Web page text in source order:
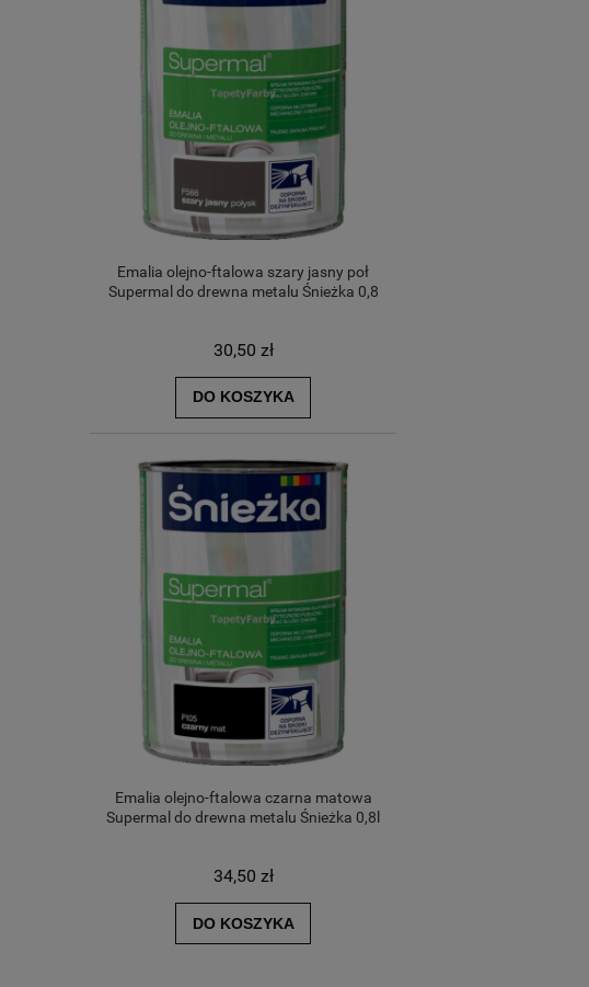
Emalia olejno-ftalowa szary jasny poł
Supermal do drewna metalu Śnieżka 0,8
30,50 zł
DO KOSZYKA
Emalia olejno-ftalowa czarna matowa
Supermal do drewna metalu Śnieżka 0,8l
34,50 zł
DO KOSZYKA